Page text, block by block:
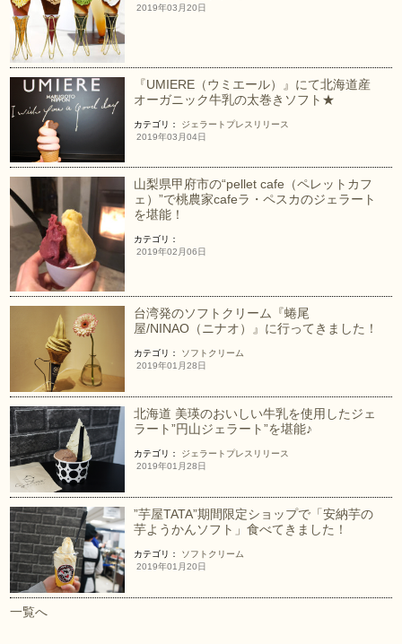
2019年03月20日
『UMIERE（ウミエール）』にて北海道産
オーガニック牛乳の太巻きソフト★
カテゴリ： ジェラート プレスリリース
2019年03月04日
山梨県甲府市の“pellet cafe（ペレットカフ
ェ）”で桃農家cafeラ・ペスカのジェラート
を堪能！
カテゴリ：
2019年02月06日
台湾発のソフトクリーム『蜷尾
屋/NINAO（ニナオ）』に行ってきました！
カテゴリ：
ソフトクリーム
2019年01月28日
北海道 美瑛のおいしい牛乳を使用したジェ
ラート”円山ジェラート”を堪能♪
カテゴリ： ジェラート プレスリリース
2019年01月28日
”芋屋TATA”期間限定ショップで「安納芋の
芋ようかんソフト」食べてきました！
カテゴリ：
ソフトクリーム
2019年01月20日
一覧へ